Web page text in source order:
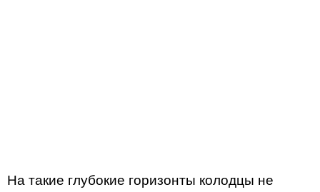
На такие глубокие горизонты колодцы не